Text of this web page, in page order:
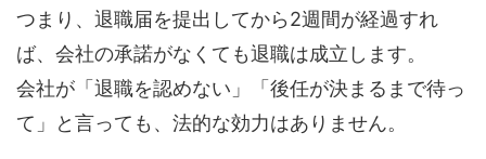
つまり、退職届を提出してから2週間が経過すれ
ば、会社の承諾がなくても退職は成立します。
会社が「退職を認めない」「後任が決まるまで待っ
て」と言っても、法的な効力はありません。